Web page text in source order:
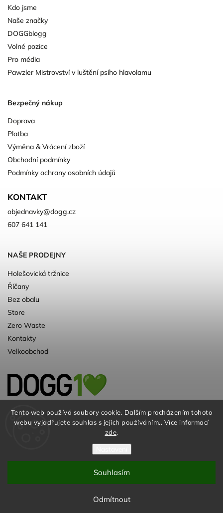
Tento web používá soubory cookie. Dalším procházením tohoto
webu vyjadřujete souhlas s jejich používáním.. Více informací
zde.
Odmítnout
Souhlasím
Kdo jsme
Naše značky
DOGGblogg
Volné pozice
Pro média
Pawzler Mistrovství v luštění psího hlavolamu
Bezpečný nákup
Doprava
Platba
Výměna & Vrácení zboží
Obchodní podmínky
Podmínky ochrany osobních údajů
KONTAKT
objednavky@dogg.cz
607 641 141
NAŠE PRODEJNY
Holešovická tržnice
Říčany
Bez obalu
Store
Zero Waste
Kontakty
Velkoobchod
Kvalitní a ♻️eko chovatelské potřeby pro
psy. Už 10 let